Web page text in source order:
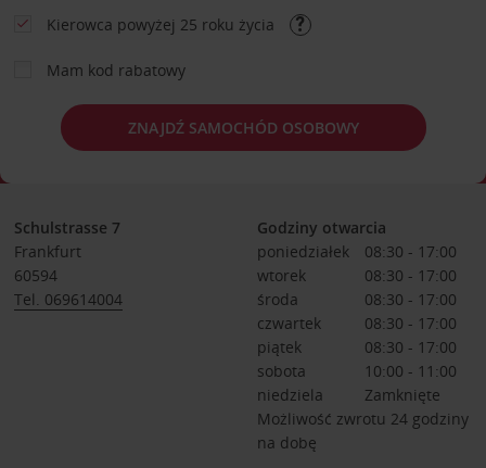
Kierowca powyżej 25 roku życia
Mam kod rabatowy
ZNAJDŹ SAMOCHÓD OSOBOWY
Schulstrasse 7
Frankfurt
60594
Tel. 069614004
Godziny otwarcia
poniedziałek
08:30 - 17:00
wtorek
08:30 - 17:00
środa
08:30 - 17:00
czwartek
08:30 - 17:00
piątek
08:30 - 17:00
sobota
10:00 - 11:00
niedziela
Zamknięte
Możliwość zwrotu 24 godziny
na dobę